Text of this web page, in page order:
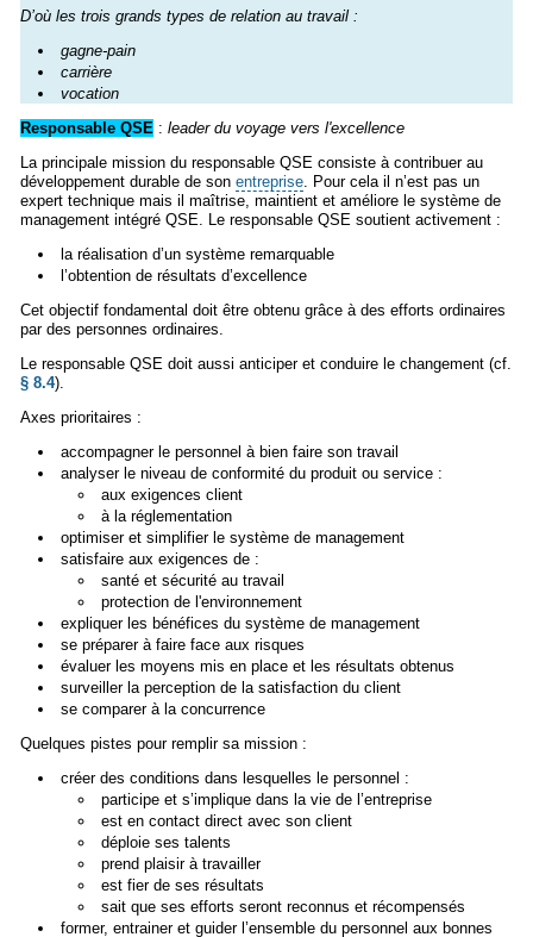
D’où les trois grands types de relation au travail :
gagne-pain
carrière
vocation
Responsable QSE : leader du voyage vers l'excellence
La principale mission du responsable QSE consiste à contribuer au
développement durable de son entreprise. Pour cela il n’est pas un
expert technique mais il maîtrise, maintient et améliore le système de
management intégré QSE. Le responsable QSE soutient activement :
la réalisation d’un système remarquable
l’obtention de résultats d’excellence
Cet objectif fondamental doit être obtenu grâce à des efforts ordinaires
par des personnes ordinaires.
Le responsable QSE doit aussi anticiper et conduire le changement (cf.
§ 8.4).
Axes prioritaires :
accompagner le personnel à bien faire son travail
analyser le niveau de conformité du produit ou service :
aux exigences client
à la réglementation
optimiser et simplifier le système de management
satisfaire aux exigences de :
santé et sécurité au travail
protection de l'environnement
expliquer les bénéfices du système de management
se préparer à faire face aux risques
évaluer les moyens mis en place et les résultats obtenus
surveiller la perception de la satisfaction du client
se comparer à la concurrence
Quelques pistes pour remplir sa mission :
créer des conditions dans lesquelles le personnel :
participe et s’implique dans la vie de l’entreprise
est en contact direct avec son client
déploie ses talents
prend plaisir à travailler
est fier de ses résultats
sait que ses efforts seront reconnus et récompensés
former, entrainer et guider l’ensemble du personnel aux bonnes